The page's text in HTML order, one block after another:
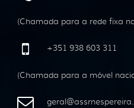
(Chamada para a rede fixa
+351 938 603 311
(Chamada para a móvel
geral@assrnespereira.